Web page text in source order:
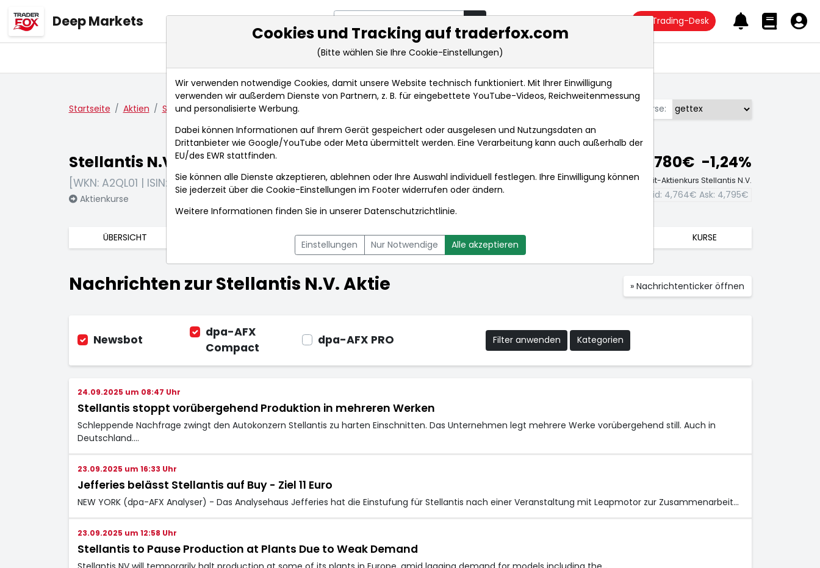
Deep Markets Trading-Desk
Markt-Analysen Market Tools Realtimekurse Nachrichten
Startseite Aktien Stellantis N.V. Nachrichten Börse:
Stellantis N.V.
[WKN: A2QL01 | ISIN: NL00150001Q9]
Aktienkurse
4,780€ -1,24%
Echtzeit-Aktienkurs Stellantis N.V.
Bid: 4,764€ Ask: 4,795€
ÜBERSICHT NACHRICHTEN CHARTTOOL KURSE
Nachrichten zur Stellantis N.V. Aktie » Nachrichtenticker öffnen
Newsbot
dpa-AFX
Compact
dpa-AFX PRO Filter anwenden Kategorien
24.09.2025 um 08:47 Uhr
Stellantis stoppt vorübergehend Produktion in mehreren Werken
Schleppende Nachfrage zwingt den Autokonzern Stellantis zu harten Einschnitten. Das Unternehmen legt mehrere Werke vorübergehend still. Auch in
Deutschland.…
23.09.2025 um 16:33 Uhr
Jefferies belässt Stellantis auf Buy - Ziel 11 Euro
NEW YORK (dpa-AFX Analyser) - Das Analysehaus Jefferies hat die Einstufung für Stellantis nach einer Veranstaltung mit Leapmotor zur Zusammenarbeit…
23.09.2025 um 12:58 Uhr
Stellantis to Pause Production at Plants Due to Weak Demand
Cookies und Tracking auf traderfox.com
(Bitte wählen Sie Ihre Cookie-Einstellungen)
Wir verwenden notwendige Cookies, damit unsere Website technisch funktioniert. Mit Ihrer Einwilligung
verwenden wir außerdem Dienste von Partnern, z. B. für eingebettete YouTube-Videos, Reichweitenmessung
und personalisierte Werbung.
Dabei können Informationen auf Ihrem Gerät gespeichert oder ausgelesen und Nutzungsdaten an
Drittanbieter wie Google/YouTube oder Meta übermittelt werden. Eine Verarbeitung kann auch außerhalb der
EU/des EWR stattfinden.
Sie können alle Dienste akzeptieren, ablehnen oder Ihre Auswahl individuell festlegen. Ihre Einwilligung können
Sie jederzeit über die Cookie-Einstellungen im Footer widerrufen oder ändern.
Weitere Informationen finden Sie in unserer Datenschutzrichtlinie.
Einstellungen Nur Notwendige Alle akzeptieren